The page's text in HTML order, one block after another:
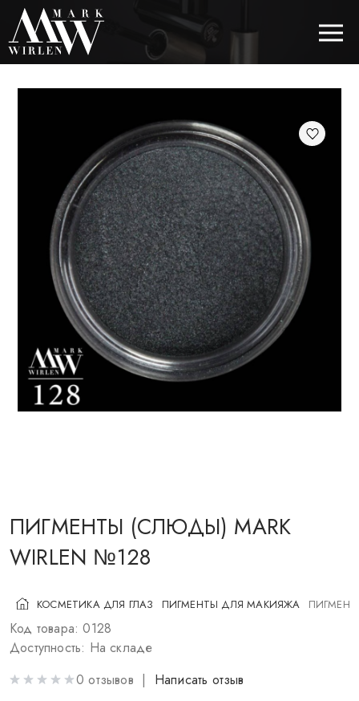
EUR
BEST SELLERS
КОСМЕТИКА ДЛЯ ВОЛОС
КОСМЕТИКА ДЛЯ ГЛАЗ
КОСМЕТИКА ДЛЯ БРОВЕЙ
КОСМЕТИКА ДЛЯ ГУБ
КОСМЕТИКА ДЛЯ ЛИЦА
КОСМЕТИКА ДЛЯ ЩЕК
КИСТИ ДЛЯ МАКИЯЖА
ПИГМЕНТЫ (СЛЮДЫ) MARK
WIRLEN №128
КОСМЕТИКА ДЛЯ ГЛАЗ ПИГМЕНТЫ ДЛЯ МАКИЯЖА
Код товара: 0128
Доступность: На складе
0 отзывов | Написать отзыв